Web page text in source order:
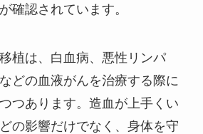
確認されています。
植は、白血病、悪性リンパ
どの血液がんを治療する際に
つあります。造血が上手くい
の影響だけでなく、身体を守